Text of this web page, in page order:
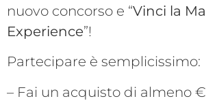
nuovo concorso e “Vinci la
Experience”!
Partecipare è semplicissimo:
– Fai un acquisto di almeno